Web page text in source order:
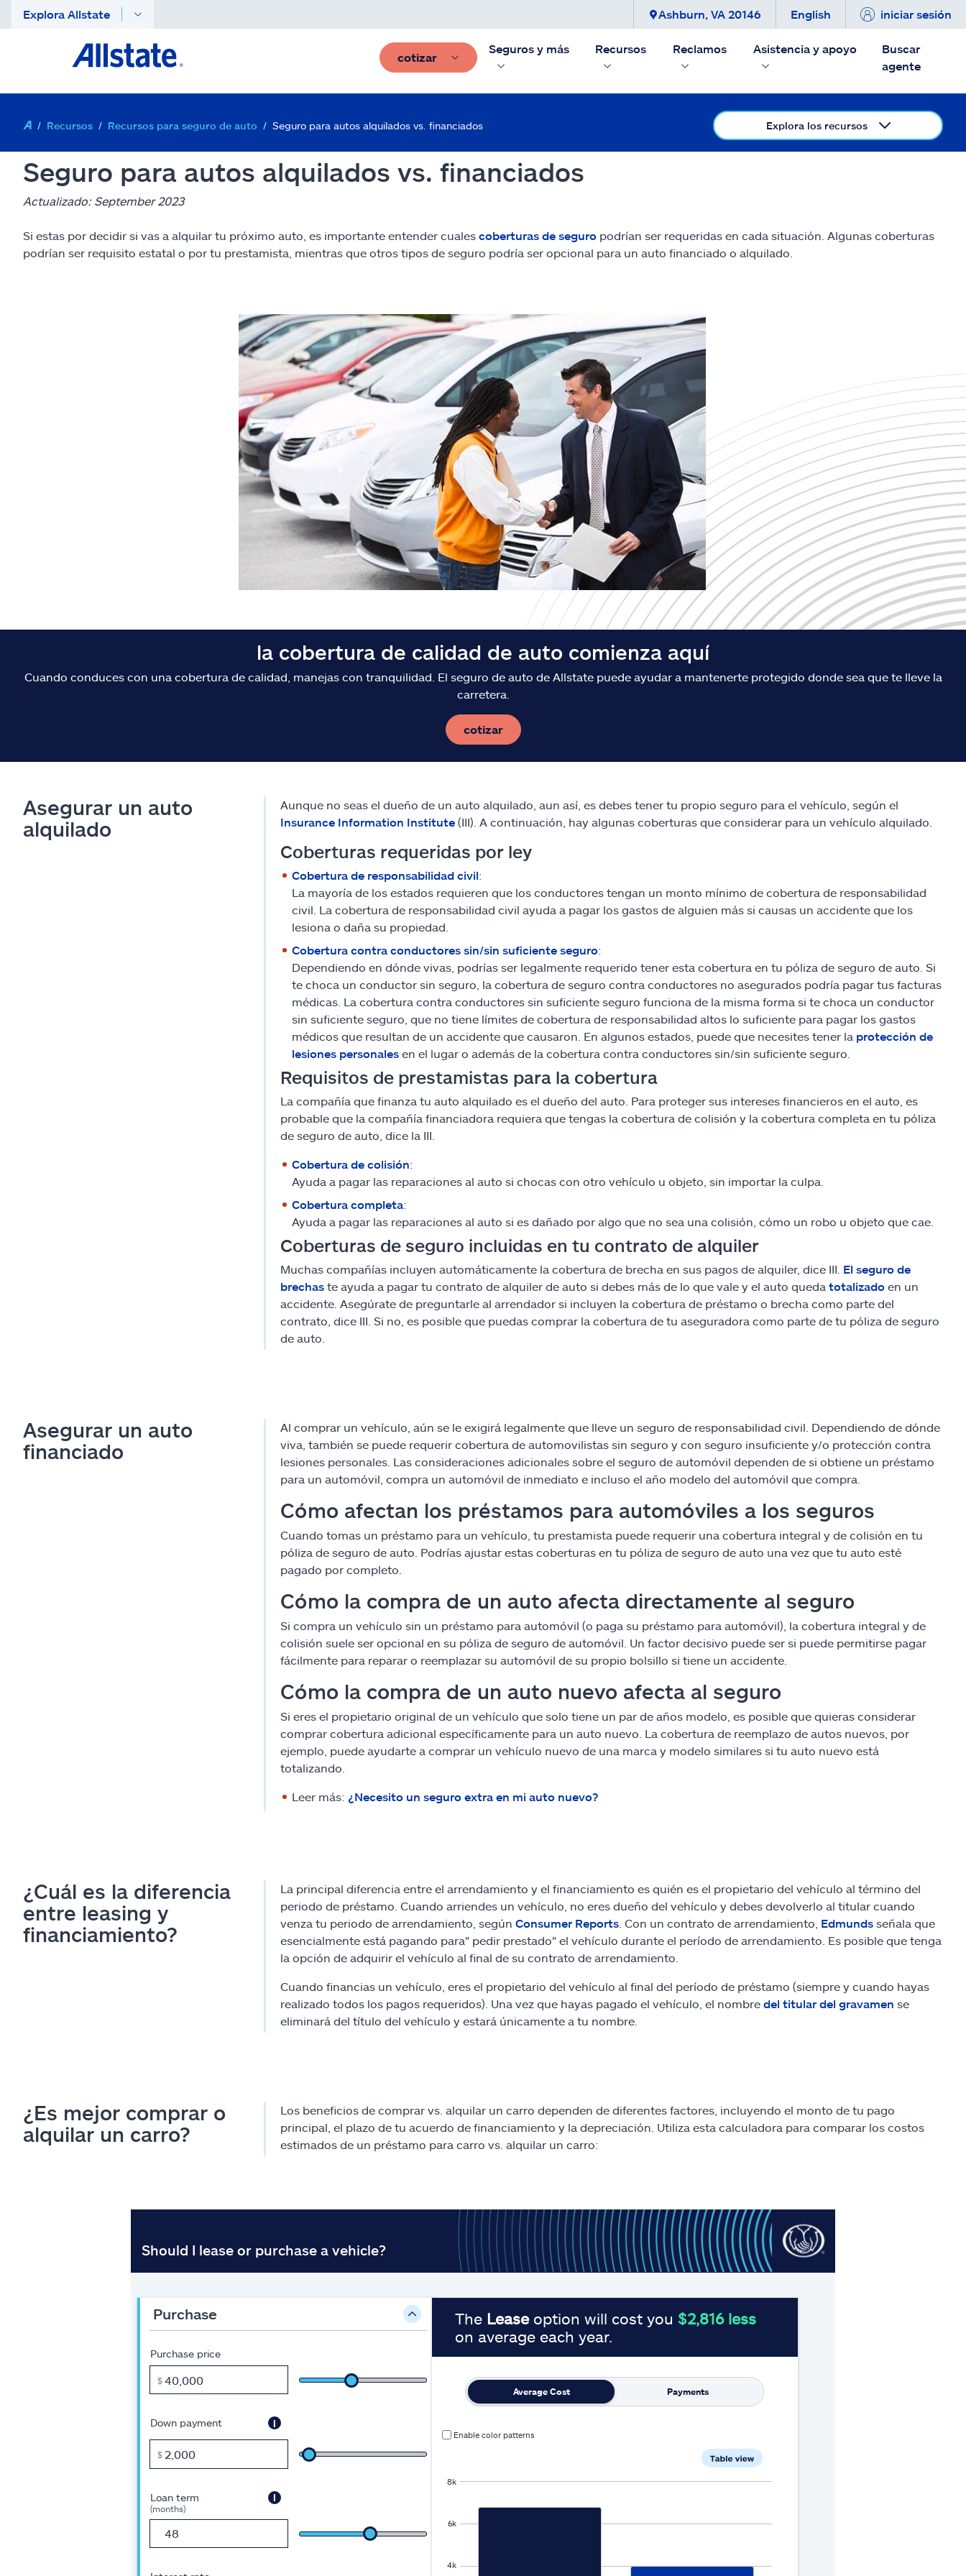
Explora Allstate Ashburn, VA 20146 English iniciar sesión
cotizar
Seguros y más Recursos Reclamos Asistencia y apoyo
Buscar
agente
Recursos Recursos para seguro de auto Seguro para autos alquilados vs. financiados Explora los recursos
Seguro para autos alquilados vs. financiados
Actualizado: September 2023
Si estas por decidir si vas a alquilar tu próximo auto, es importante entender cuales coberturas de seguro podrían ser requeridas en cada situación. Algunas coberturas
podrían ser requisito estatal o por tu prestamista, mientras que otros tipos de seguro podría ser opcional para un auto financiado o alquilado.
la cobertura de calidad de auto comienza aquí
Cuando conduces con una cobertura de calidad, manejas con tranquilidad. El seguro de auto de Allstate puede ayudar a mantenerte protegido donde sea que te lleve la
carretera.
cotizar
Asegurar un auto
alquilado
Aunque no seas el dueño de un auto alquilado, aun así, es debes tener tu propio seguro para el vehículo, según el
Insurance Information Institute(III). A continuación, hay algunas coberturas que considerar para un vehículo alquilado.
Coberturas requeridas por ley
Cobertura de responsabilidad civil:
La mayoría de los estados requieren que los conductores tengan un monto mínimo de cobertura de responsabilidad
civil. La cobertura de responsabilidad civil ayuda a pagar los gastos de alguien más si causas un accidente que los
lesiona o daña su propiedad.
Cobertura contra conductores sin/sin suficiente seguro:
Dependiendo en dónde vivas, podrías ser legalmente requerido tener esta cobertura en tu póliza de seguro de auto. Si
te choca un conductor sin seguro, la cobertura de seguro contra conductores no asegurados podría pagar tus facturas
médicas. La cobertura contra conductores sin suficiente seguro funciona de la misma forma si te choca un conductor
sin suficiente seguro, que no tiene límites de cobertura de responsabilidad altos lo suficiente para pagar los gastos
médicos que resultan de un accidente que causaron. En algunos estados, puede que necesites tener la protección de
lesiones personalesen el lugar o además de la cobertura contra conductores sin/sin suficiente seguro.
Requisitos de prestamistas para la cobertura
La compañía que finanza tu auto alquilado es el dueño del auto. Para proteger sus intereses financieros en el auto, es
probable que la compañía financiadora requiera que tengas la cobertura de colisión y la cobertura completa en tu póliza
de seguro de auto, dice la III.
Cobertura de colisión:
Ayuda a pagar las reparaciones al auto si chocas con otro vehículo u objeto, sin importar la culpa.
Cobertura completa:
Ayuda a pagar las reparaciones al auto si es dañado por algo que no sea una colisión, cómo un robo u objeto que cae.
Coberturas de seguro incluidas en tu contrato de alquiler
Muchas compañías incluyen automáticamente la cobertura de brecha en sus pagos de alquiler, dice III. El seguro de
brechaste ayuda a pagar tu contrato de alquiler de auto si debes más de lo que vale y el auto queda totalizadoen un
accidente. Asegúrate de preguntarle al arrendador si incluyen la cobertura de préstamo o brecha como parte del
contrato, dice III. Si no, es posible que puedas comprar la cobertura de tu aseguradora como parte de tu póliza de seguro
de auto.
Asegurar un auto
financiado
Al comprar un vehículo, aún se le exigirá legalmente que lleve un seguro de responsabilidad civil. Dependiendo de dónde
viva, también se puede requerir cobertura de automovilistas sin seguro y con seguro insuficiente y/o protección contra
lesiones personales. Las consideraciones adicionales sobre el seguro de automóvil dependen de si obtiene un préstamo
para un automóvil, compra un automóvil de inmediato e incluso el año modelo del automóvil que compra.
Cómo afectan los préstamos para automóviles a los seguros
Cuando tomas un préstamo para un vehículo, tu prestamista puede requerir una cobertura integral y de colisión en tu
póliza de seguro de auto. Podrías ajustar estas coberturas en tu póliza de seguro de auto una vez que tu auto esté
pagado por completo.
Cómo la compra de un auto afecta directamente al seguro
Si compra un vehículo sin un préstamo para automóvil (o paga su préstamo para automóvil), la cobertura integral y de
colisión suele ser opcional en su póliza de seguro de automóvil. Un factor decisivo puede ser si puede permitirse pagar
fácilmente para reparar o reemplazar su automóvil de su propio bolsillo si tiene un accidente.
Cómo la compra de un auto nuevo afecta al seguro
Si eres el propietario original de un vehículo que solo tiene un par de años modelo, es posible que quieras considerar
comprar cobertura adicional específicamente para un auto nuevo. La cobertura de reemplazo de autos nuevos, por
ejemplo, puede ayudarte a comprar un vehículo nuevo de una marca y modelo similares si tu auto nuevo está
totalizando.
Leer más: ¿Necesito un seguro extra en mi auto nuevo?
¿Cuál es la diferencia
entre leasing y
financiamiento?
La principal diferencia entre el arrendamiento y el financiamiento es quién es el propietario del vehículo al término del
periodo de préstamo. Cuando arriendes un vehículo, no eres dueño del vehículo y debes devolverlo al titular cuando
venza tu periodo de arrendamiento, según Consumer Reports. Con un contrato de arrendamiento, Edmundsseñala que
esencialmente está pagando para" pedir prestado" el vehículo durante el período de arrendamiento. Es posible que tenga
la opción de adquirir el vehículo al final de su contrato de arrendamiento.
Cuando financias un vehículo, eres el propietario del vehículo al final del período de préstamo (siempre y cuando hayas
realizado todos los pagos requeridos). Una vez que hayas pagado el vehículo, el nombre del titular del gravamen se
eliminará del título del vehículo y estará únicamente a tu nombre.
¿Es mejor comprar o
alquilar un carro?
Los beneficios de comprar vs. alquilar un carro dependen de diferentes factores, incluyendo el monto de tu pago
principal, el plazo de tu acuerdo de financiamiento y la depreciación. Utiliza esta calculadora para comparar los costos
estimados de un préstamo para carro vs. alquilar un carro: